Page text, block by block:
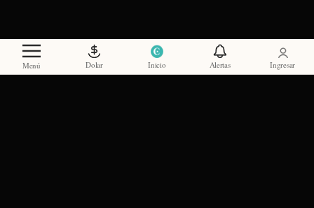
Menú Dolar Inicio Alertas Ingresar